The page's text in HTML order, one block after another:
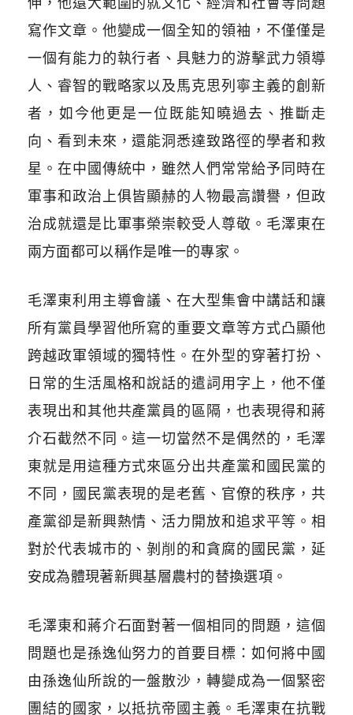
寫作文章。他變成一個全知的領袖，不僅僅是
一個有能力的執行者、具魅力的游擊武力領導
人、睿智的戰略家以及馬克思列寧主義的創新
者，如今他更是一位既能知曉過去、推斷走
向、看到未來，還能洞悉達致路徑的學者和救
星。在中國傳統中，雖然人們常常給予同時在
軍事和政治上俱皆顯赫的人物最高讚譽，但政
治成就還是比軍事榮崇較受人尊敬。毛澤東在
兩方面都可以稱作是唯一的專家。
毛澤東利用主導會議、在大型集會中講話和讓
所有黨員學習他所寫的重要文章等方式凸顯他
跨越政軍領域的獨特性。在外型的穿著打扮、
日常的生活風格和說話的遣詞用字上，他不僅
表現出和其他共產黨員的區隔，也表現得和蔣
介石截然不同。這一切當然不是偶然的，毛澤
東就是用這種方式來區分出共產黨和國民黨的
不同，國民黨表現的是老舊、官僚的秩序，共
產黨卻是新興熱情、活力開放和追求平等。相
對於代表城市的、剝削的和貪腐的國民黨，延
安成為體現著新興基層農村的替換選項。
毛澤東和蔣介石面對著一個相同的問題，這個
問題也是孫逸仙努力的首要目標：如何將中國
由孫逸仙所說的一盤散沙，轉變成為一個緊密
團結的國家，以抵抗帝國主義。毛澤東在抗戰